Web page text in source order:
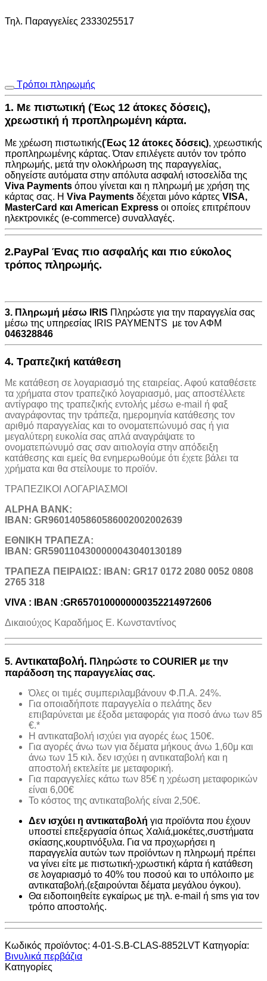
Τηλ. Παραγγελίες 2333025517
Τρόποι πληρωμής
1. Με πιστωτική (Έως 12 άτοκες δόσεις),
χρεωστική ή προπληρωμένη κάρτα.
Με χρέωση πιστωτικής(Έως 12 άτοκες δόσεις), χρεωστικής
προπληρωμένης κάρτας. Όταν επιλέγετε αυτόν τον τρόπο
πληρωμής, μετά την ολοκλήρωση της παραγγελίας,
οδηγείστε αυτόματα στην απόλυτα ασφαλή ιστοσελίδα της
Viva Payments όπου γίνεται και η πληρωμή με χρήση της
κάρτας σας. Η Viva Payments δέχεται μόνο κάρτες VISA,
MasterCard και American Express οι οποίες επιτρέπουν
ηλεκτρονικές (e-commerce) συναλλαγές.
2.PayPal Ένας πιο ασφαλής και πιο εύκολος
τρόπος πληρωμής.
3. Πληρωμή μέσω IRIS Πληρώστε για την παραγγελία σας
μέσω της υπηρεσίας IRIS PAYMENTS με τον ΑΦΜ
046328846
4. Τραπεζική κατάθεση
Με κατάθεση σε λογαριασμό της εταιρείας. Αφού καταθέσετε
τα χρήματα στον τραπεζικό λογαριασμό, μας αποστέλλετε
αντίγραφο της τραπεζικής εντολής μέσω e-mail ή φαξ
αναγράφοντας την τράπεζα, ημερομηνία κατάθεσης τον
αριθμό παραγγελίας και το ονοματεπώνυμό σας ή για
μεγαλύτερη ευκολία σας απλά αναγράψατε το
ονοματεπώνυμό σας σαν αιτιολογία στην απόδειξη
κατάθεσης και εμείς θα ενημερωθούμε ότι έχετε βάλει τα
χρήματα και θα στείλουμε το προϊόν.
ΤΡΑΠΕΖΙΚOI ΛΟΓΑΡΙΑΣΜΟΙ
ALPHA BANK:
IBAN: GR9601405860586002002002639
ΕΘΝΙΚΗ ΤΡΑΠΕΖΑ:
IBAN: GR5901104300000043040130189
TΡΑΠΕΖΑ ΠΕΙΡΑΙΩΣ: IBAN: GR17 0172 2080 0052 0808
2765 318
VIVA : IBAN :GR6570100000000352214972606
Δικαιούχος Καραδήμος Ε. Κωνσταντίνος
5. Αντικαταβολή. Πληρώστε το COURIER με την
παράδοση της παραγγελίας σας.
Όλες οι τιμές συμπεριλαμβάνουν Φ.Π.Α. 24%.
Για οποιαδήποτε παραγγελία ο πελάτης δεν
επιβαρύνεται με έξοδα μεταφοράς για ποσό άνω των 85
€.*
H αντικαταβολή ισχύει για αγορές έως 150€.
Για αγορές άνω των για δέματα μήκους άνω 1,60μ και
άνω των 15 κιλ. δεν ισχύει η αντικαταβολή και η
αποστολή εκτελείτε με μεταφορική.
Για παραγγελίες κάτω των 85€ η χρέωση μεταφορικών
είναι 6,00€
Το κόστος της αντικαταβολής είναι 2,50€.
Δεν ισχύει η αντικαταβολή για προϊόντα που έχουν
υποστεί επεξεργασία όπως Χαλιά,μοκέτες,συστήματα
σκίασης,κουρτινόξυλα. Για να προχωρήσει η
παραγγελία αυτών των προϊόντων η πληρωμή πρέπει
να γίνει είτε με πιστωτική-χρωστική κάρτα ή κατάθεση
σε λογαριασμό το 40% του ποσού και το υπόλοιπο με
αντικαταβολή.(εξαιρούνται δέματα μεγάλου όγκου).
Θα ειδοποιηθείτε εγκαίρως με τηλ. e-mail ή sms για τον
τρόπο αποστολής.
Κωδικός προϊόντος: 4-01-S.B-CLAS-8852LVT Κατηγορία:
Βινυλικά περβάζια
Κατηγορίες